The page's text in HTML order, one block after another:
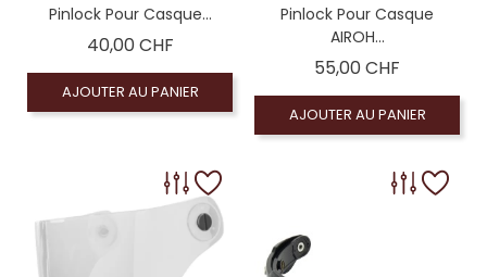
Pinlock Pour Casque...
40,00 CHFPrix
AJOUTER AU PANIER
Pinlock Pour Casque
AIROH...
55,00 CHF
AJOUTER AU PANIER